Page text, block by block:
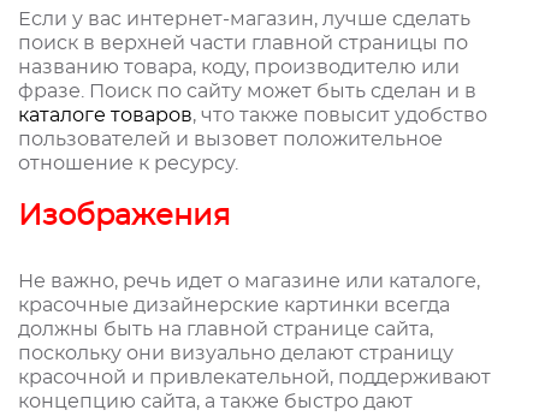
Если у вас интернет-магазин, лучше сделать
поиск в верхней части главной страницы по
названию товара, коду, производителю или
фразе. Поиск по сайту может быть сделан и в
каталоге товаров, что также повысит удобство
пользователей и вызовет положительное
отношение к ресурсу.
Изображения
Не важно, речь идет о магазине или каталоге,
красочные дизайнерские картинки всегда
должны быть на главной странице сайта,
поскольку они визуально делают страницу
красочной и привлекательной, поддерживают
концепцию сайта, а также быстро дают